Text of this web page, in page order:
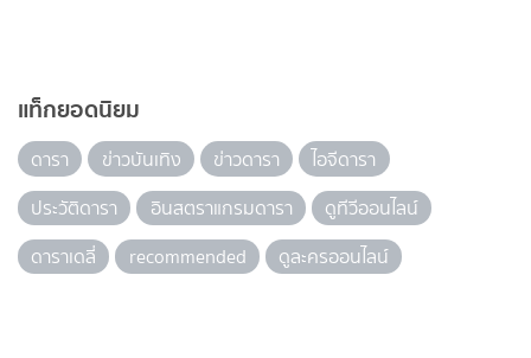
แท็กยอดนิยม
ดารา ข่าวบันเทิง ข่าวดารา
ไอจีดารา
ประวัติดารา
อินสตราแกรมดารา
ดูทีวีออนไลน์
ดาราเดลี่
recommended ดูละครออนไลน์